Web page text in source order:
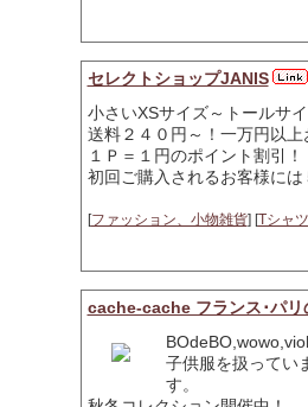
セレクトショップJANIS
小さいXSサイズ～トールサ
送料２４０円～！一万円以上
１Ｐ＝１円のポイント割引！
初回ご購入されるお客様に
[ファッション、小物雑貨] [Tシャツ
cache-cache フランス･パリ
子供服を扱ってい
す。